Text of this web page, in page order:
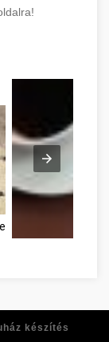
készítés